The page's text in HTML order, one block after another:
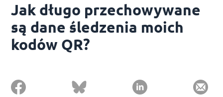
Jak długo przechowywane
są dane śledzenia moich
kodów QR?